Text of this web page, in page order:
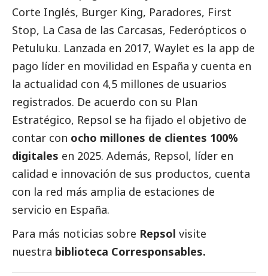
Corte Inglés, Burger King, Paradores, First
Stop, La Casa de las Carcasas, Federópticos o
Petuluku. Lanzada en 2017, Waylet es la app de
pago líder en movilidad en España y cuenta en
la actualidad con 4,5 millones de usuarios
registrados. De acuerdo con su Plan
Estratégico, Repsol se ha fijado el objetivo de
contar con ocho millones de clientes 100%
digitales en 2025. Además, Repsol, líder en
calidad e innovación de sus productos, cuenta
con la red más amplia de estaciones de
servicio en España.
Para más noticias sobre Repsol visite
nuestra biblioteca Corresponsables.